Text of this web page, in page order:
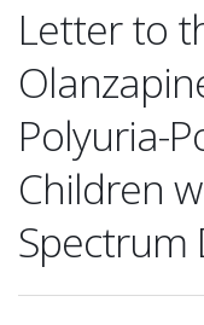
Letter to
Polyuria-
Children
Spectrum